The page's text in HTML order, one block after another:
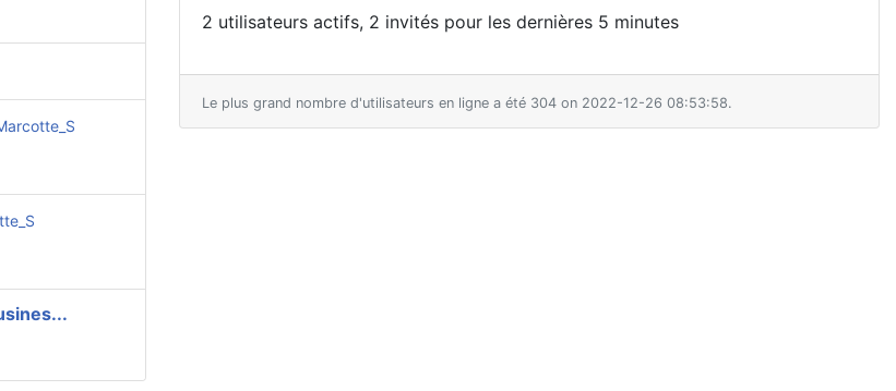
2 utilisateurs actifs, 2 invités pour les dernières 5 minutes
Le plus grand nombre d'utilisateurs en ligne a été 304 on 2022-12-26 08:53:58.